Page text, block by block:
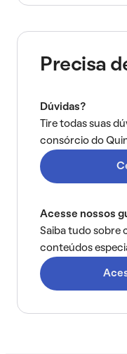
Precisa
Dúvidas?
Tire todas suas
consórcio do
Acesse nossos
Saiba tudo sobre
conteúdos